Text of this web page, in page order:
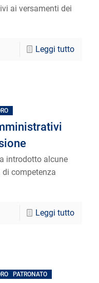
ai versamenti dei
Leggi tutto
introdotto alcune
competenza
Leggi tutto
PATRONATO